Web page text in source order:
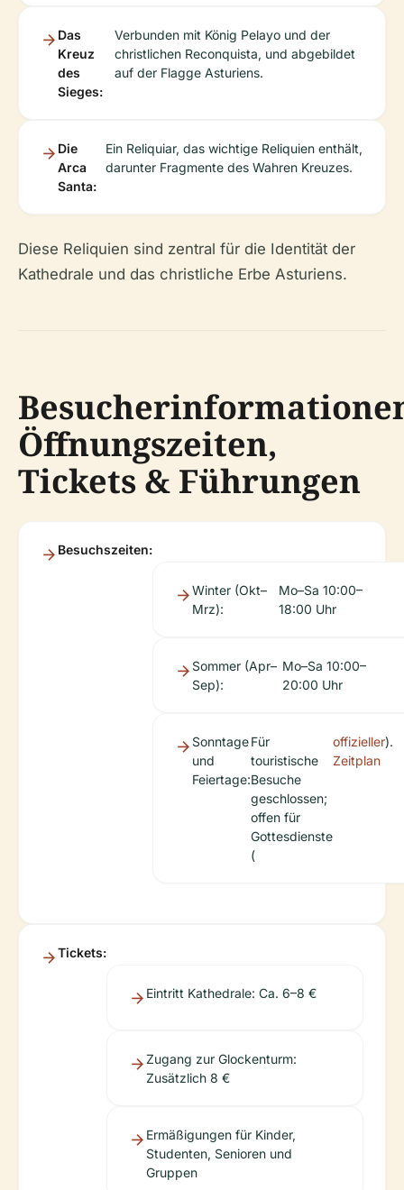
Das
Kreuz
des
Sieges:
Verbunden mit König Pelayo und der
christlichen Reconquista, und abgebildet
auf der Flagge Asturiens.
Die
Arca
Santa:
Ein Reliquiar, das wichtige Reliquien enthält,
darunter Fragmente des Wahren Kreuzes.
Diese Reliquien sind zentral für die Identität der
Kathedrale und das christliche Erbe Asturiens.
Öffnungszeiten,
Tickets & Führungen
Besuchszeiten:
Winter (Okt–
Mrz):
Mo–Sa 10:00–
18:00 Uhr
Sommer (Apr–
Sep):
Mo–Sa 10:00–
20:00 Uhr
Sonntage
und
Feiertage:
Für
touristische
Besuche
geschlossen;
offen für
Gottesdienste
(
offizieller
Zeitplan
).
Tickets:
Eintritt Kathedrale: Ca. 6–8 €
Zugang zur Glockenturm:
Zusätzlich 8 €
Ermäßigungen für Kinder,
Studenten, Senioren und
Gruppen